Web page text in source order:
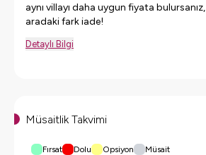
aynı villayı daha uygun fiyata bulursanız,
aradaki fark iade!
Detaylı Bilgi
Müsaitlik Takvimi
Fırsat Dolu Opsiyon Müsait